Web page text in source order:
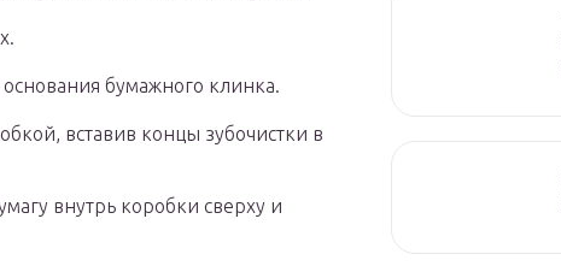
бумажного клинка.
вставив концы зубочистки в
внутрь коробки сверху и